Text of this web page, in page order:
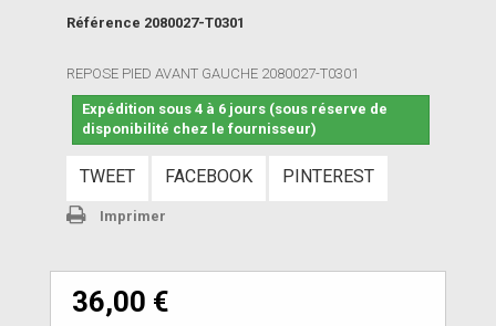
Référence 2080027-T0301
REPOSE PIED AVANT GAUCHE 2080027-T0301
Expédition sous 4 à 6 jours (sous réserve de
disponibilité chez le fournisseur)
TWEET FACEBOOK PINTEREST
Imprimer
36,00 €